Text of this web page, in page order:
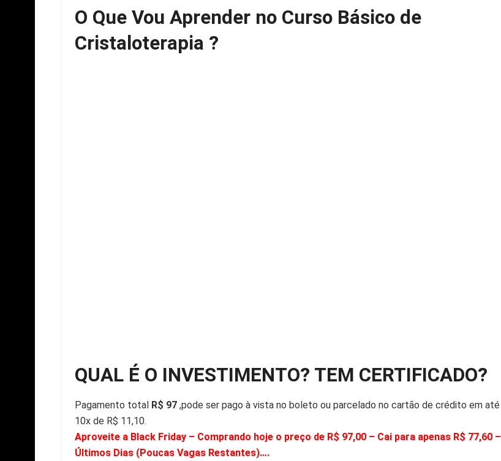
O Que Vou Aprender no Curso Básico de
Cristaloterapia ?
QUAL É O INVESTIMENTO? TEM CERTIFICADO?
Pagamento total R$ 97 ,pode ser pago à vista no boleto ou parcelado no cartão de crédito em até
10x de R$ 11,10.
Aproveite a Black Friday – Comprando hoje o preço de R$ 97,00 – Cai para apenas R$ 77,60 –
Últimos Dias (Poucas Vagas Restantes)….